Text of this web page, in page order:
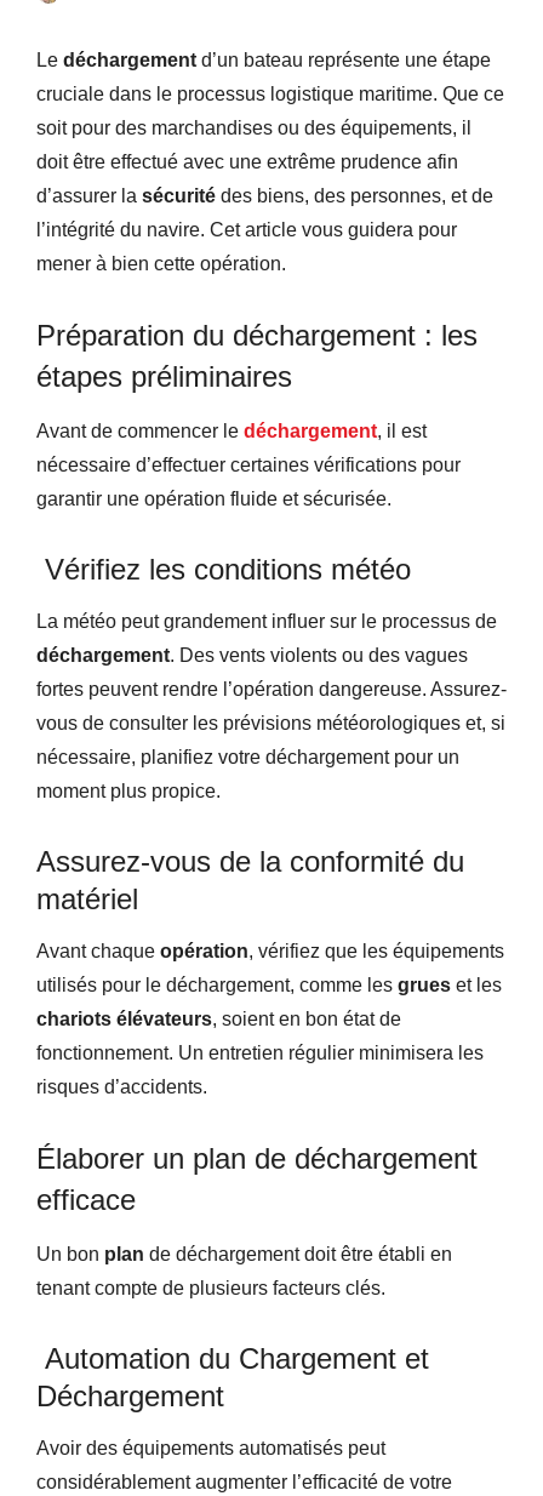
Le déchargement d’un bateau représente une étape
cruciale dans le processus logistique maritime. Que ce
soit pour des marchandises ou des équipements, il
doit être effectué avec une extrême prudence afin
d’assurer la sécurité des biens, des personnes, et de
l’intégrité du navire. Cet article vous guidera pour
mener à bien cette opération.
Préparation du déchargement : les
étapes préliminaires
Avant de commencer le déchargement, il est
nécessaire d’effectuer certaines vérifications pour
garantir une opération fluide et sécurisée.
Vérifiez les conditions météo
La météo peut grandement influer sur le processus de
déchargement. Des vents violents ou des vagues
fortes peuvent rendre l’opération dangereuse. Assurez-
vous de consulter les prévisions météorologiques et, si
nécessaire, planifiez votre déchargement pour un
moment plus propice.
Assurez-vous de la conformité du
matériel
Avant chaque opération, vérifiez que les équipements
utilisés pour le déchargement, comme les grues et les
chariots élévateurs, soient en bon état de
fonctionnement. Un entretien régulier minimisera les
risques d’accidents.
Élaborer un plan de déchargement
efficace
Un bon plan de déchargement doit être établi en
tenant compte de plusieurs facteurs clés.
Automation du Chargement et
Déchargement
Avoir des équipements automatisés peut
considérablement augmenter l’efficacité de votre